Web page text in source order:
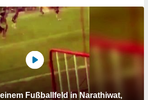
Fußballfeld in Narathiwat,